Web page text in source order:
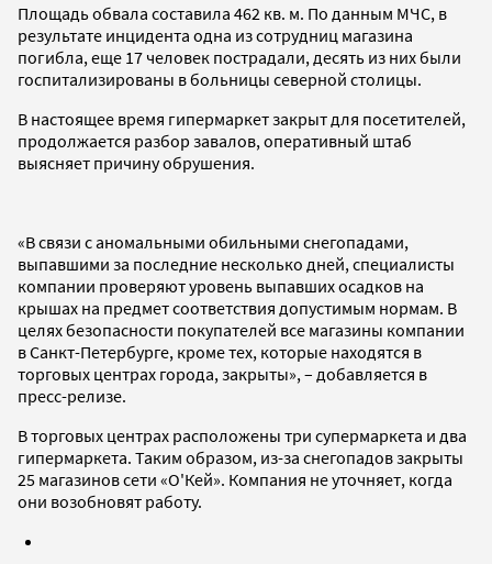
Площадь обвала составила 462 кв. м. По данным МЧС, в
результате инцидента одна из сотрудниц магазина
погибла, еще 17 человек пострадали, десять из них были
госпитализированы в больницы северной столицы.
В настоящее время гипермаркет закрыт для посетителей,
продолжается разбор завалов, оперативный штаб
выясняет причину обрушения.
«В связи с аномальными обильными снегопадами,
выпавшими за последние несколько дней, специалисты
компании проверяют уровень выпавших осадков на
крышах на предмет соответствия допустимым нормам. В
целях безопасности покупателей все магазины компании
в Санкт-Петербурге, кроме тех, которые находятся в
торговых центрах города, закрыты», – добавляется в
пресс-релизе.
В торговых центрах расположены три супермаркета и два
гипермаркета. Таким образом, из-за снегопадов закрыты
25 магазинов сети «О'Кей». Компания не уточняет, когда
они возобновят работу.